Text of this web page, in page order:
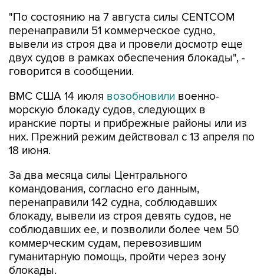
"По состоянию на 7 августа силы CENTCOM
перенаправили 51 коммерческое судно,
вывели из строя два и провели досмотр еще
двух судов в рамках обеспечения блокады", -
говорится в сообщении.
ВМС США 14 июля возобновили военно-
морскую блокаду судов, следующих в
иранские порты и прибрежные районы или из
них. Прежний режим действовал с 13 апреля по
18 июня.
За два месяца силы Центрального
командования, согласно его данным,
перенаправили 142 судна, соблюдавших
блокаду, вывели из строя девять судов, не
соблюдавших ее, и позволили более чем 50
коммерческим судам, перевозившим
гуманитарную помощь, пройти через зону
блокады.